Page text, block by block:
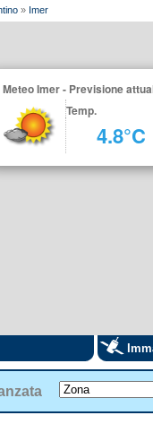
» Imer
Meteo Imer - Previsione
Temp.
4.8°C